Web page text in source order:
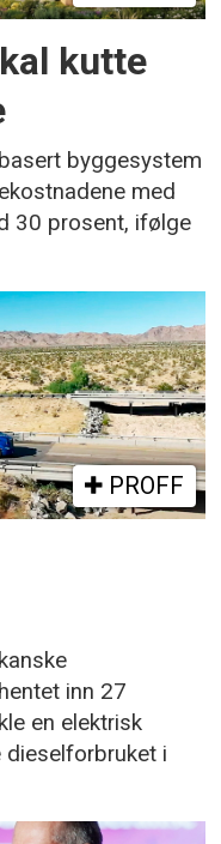
kutte
byggesystem
med
30 prosent, ifølge
PROFF
inn 27
en elektrisk
i